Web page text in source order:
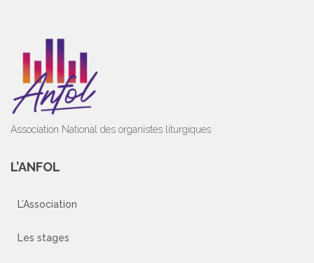
Association National des organistes liturgiques
L’ANFOL
L’Association
Les stages